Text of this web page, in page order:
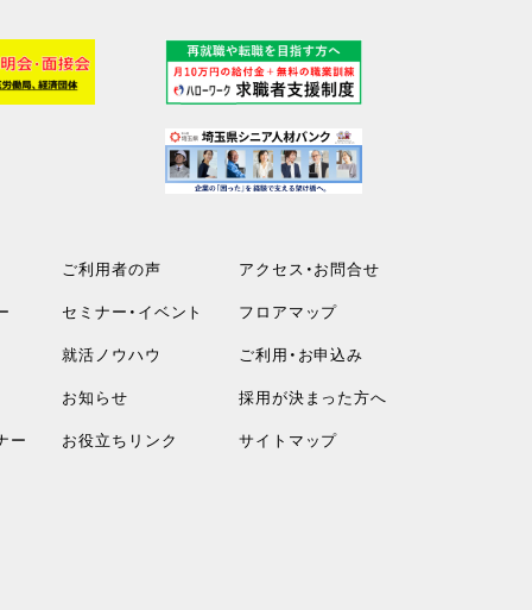
ー
ご利用者の声
セミナー・イベント
就活ノウハウ
お知らせ
お役立ちリンク
アクセス・お問合せ
フロアマップ
ご利用・お申込み
採用が決まった方へ
サイトマップ